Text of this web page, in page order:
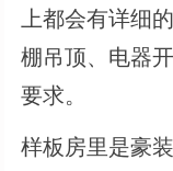
上都会有详细
棚吊顶、电器
要求。
样板房里是豪